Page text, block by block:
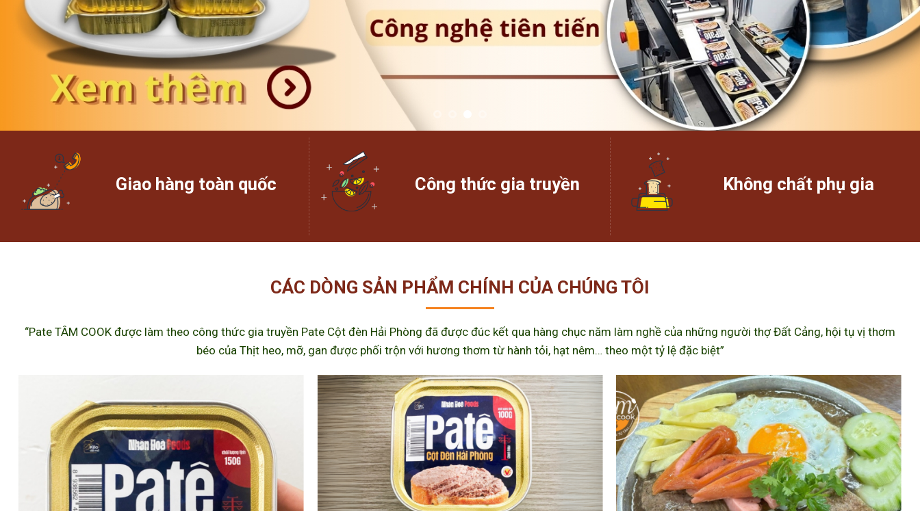
Giao hàng toàn quốc Công thức gia truyền Không chất phụ gia
CÁC DÒNG SẢN PHẨM CHÍNH CỦA CHÚNG TÔI
“Pate TÂM COOK được làm theo công thức gia truyền Pate Cột đèn Hải Phòng đã được đúc kết qua hàng chục năm làm nghề của những người thợ Đất Cảng, hội tụ vị thơm
béo của Thịt heo, mỡ, gan được phối trộn với hương thơm từ hành tỏi, hạt nêm… theo một tỷ lệ đặc biệt”